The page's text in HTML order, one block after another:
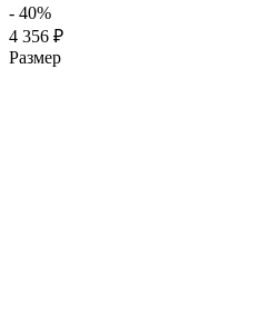
- 40%
4 356 ₽
Размер